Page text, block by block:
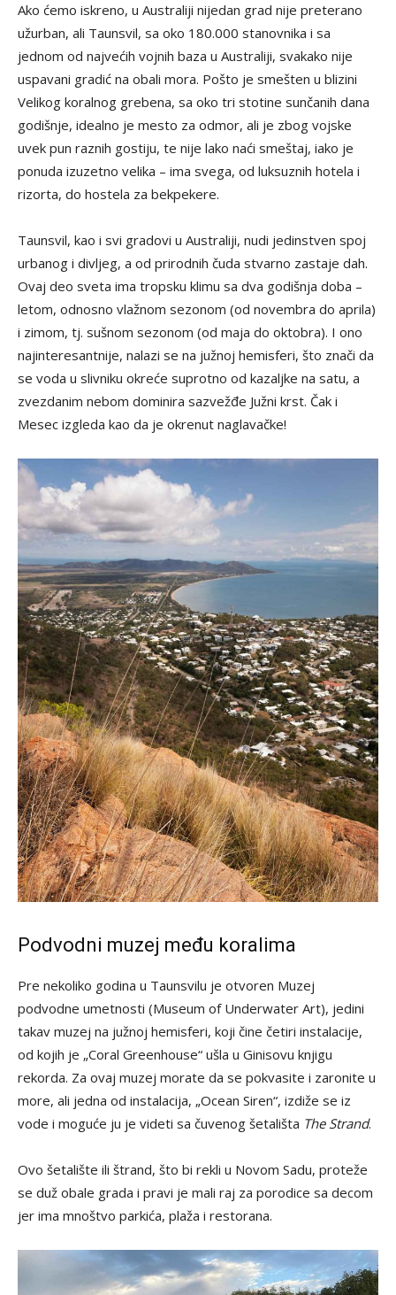
Ako ćemo iskreno, u Australiji nijedan grad nije preterano
užurban, ali Taunsvil, sa oko 180.000 stanovnika i sa
jednom od najvećih vojnih baza u Australiji, svakako nije
uspavani gradić na obali mora. Pošto je smešten u blizini
Velikog koralnog grebena, sa oko tri stotine sunčanih dana
godišnje, idealno je mesto za odmor, ali je zbog vojske
uvek pun raznih gostiju, te nije lako naći smeštaj, iako je
ponuda izuzetno velika – ima svega, od luksuznih hotela i
rizorta, do hostela za bekpekere.
Taunsvil, kao i svi gradovi u Australiji, nudi jedinstven spoj
urbanog i divljeg, a od prirodnih čuda stvarno zastaje dah.
Ovaj deo sveta ima tropsku klimu sa dva godišnja doba –
letom, odnosno vlažnom sezonom (od novembra do aprila)
i zimom, tj. sušnom sezonom (od maja do oktobra). I ono
najinteresantnije, nalazi se na južnoj hemisferi, što znači da
se voda u slivniku okreće suprotno od kazaljke na satu, a
zvezdanim nebom dominira sazvežđe Južni krst. Čak i
Mesec izgleda kao da je okrenut naglavačke!
Podvodni muzej među koralima
Pre nekoliko godina u Taunsvilu je otvoren Muzej
podvodne umetnosti (Museum of Underwater Art), jedini
takav muzej na južnoj hemisferi, koji čine četiri instalacije,
od kojih je „Coral Greenhouse“ ušla u Ginisovu knjigu
rekorda. Za ovaj muzej morate da se pokvasite i zaronite u
more, ali jedna od instalacija, „Ocean Siren“, izdiže se iz
vode i moguće ju je videti sa čuvenog šetališta The Strand.
Ovo šetalište ili štrand, što bi rekli u Novom Sadu, proteže
se duž obale grada i pravi je mali raj za porodice sa decom
jer ima mnoštvo parkića, plaža i restorana.